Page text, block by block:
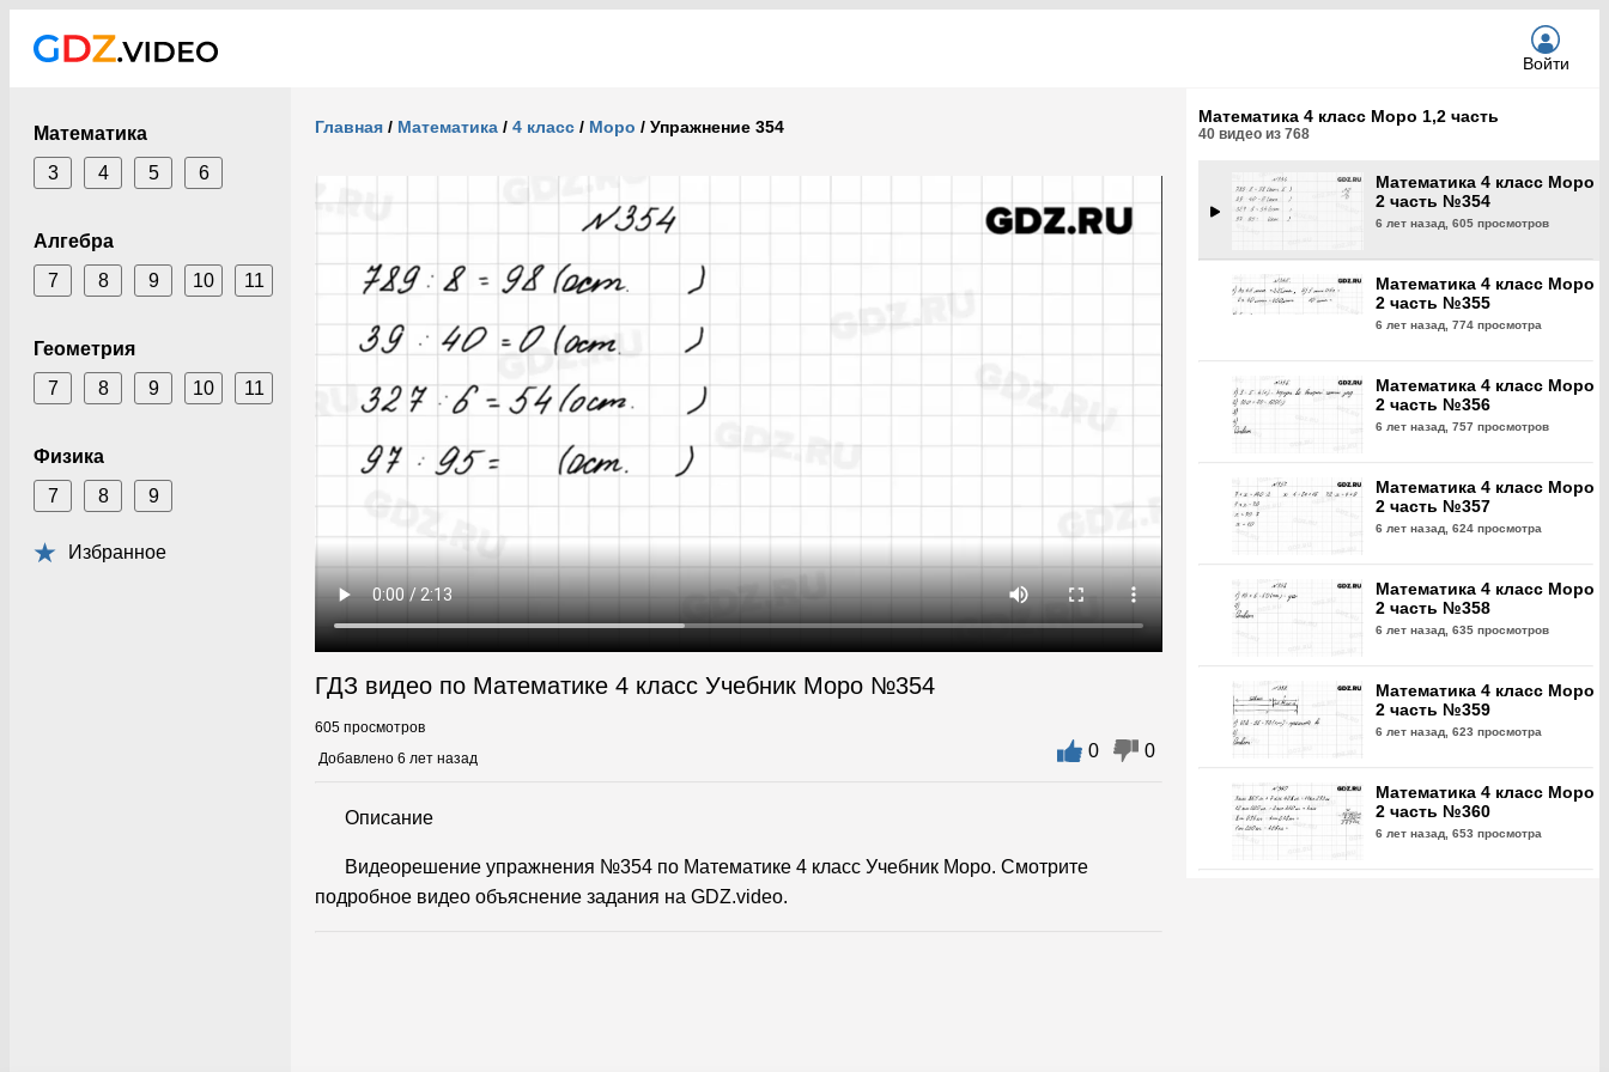
Войти
Математика
3
4 5 6
Алгебра
7
8 9 10 11
Геометрия
7
8 9 10 11
Физика
7
8 9
Избранное
Главная / Математика / 4 класс / Моро / Упражнение 354
ГДЗ видео по Математике 4 класс Учебник Моро №354
605 просмотров
Добавлено 6 лет назад
0 0
Описание
Видеорешение упражнения №354 по Математике 4 класс Учебник Моро. Смотрите
подробное видео объяснение задания на GDZ.video.
Математика 4 класс Моро 1,2 часть
40 видео из 768
6 лет назад,625 просмотров
Математика 4 класс Моро
2 часть №354
6 лет назад, 605 просмотров
Математика 4 класс Моро
2 часть №355
6 лет назад, 774 просмотра
Математика 4 класс Моро
2 часть №356
6 лет назад, 757 просмотров
Математика 4 класс Моро
2 часть №357
6 лет назад, 624 просмотра
Математика 4 класс Моро
2 часть №358
6 лет назад, 635 просмотров
Математика 4 класс Моро
2 часть №359
6 лет назад, 623 просмотра
Математика 4 класс Моро
2 часть №360
6 лет назад, 653 просмотра